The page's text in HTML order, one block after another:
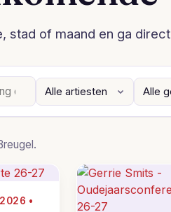
stad of maand en ga
•